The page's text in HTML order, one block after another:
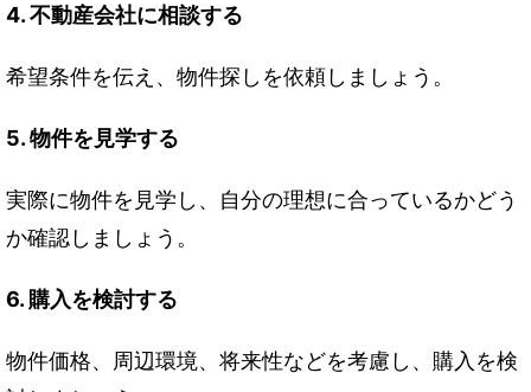
4. 不動産会社に相談する
希望条件を伝え、物件探しを依頼しましょう。
5. 物件を見学する
実際に物件を見学し、自分の理想に合っているかどう
か確認しましょう。
6. 購入を検討する
物件価格、周辺環境、将来性などを考慮し、購入を検